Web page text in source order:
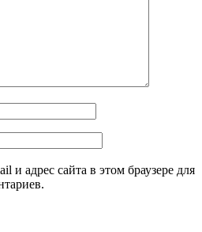
и адрес сайта в этом браузере для